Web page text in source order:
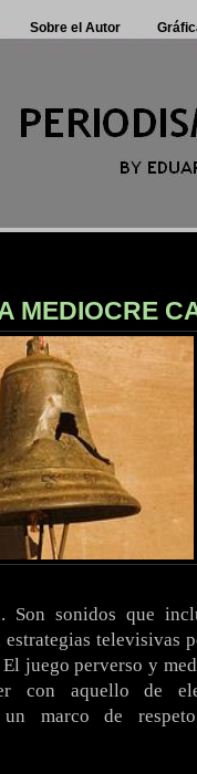
Sobre el Autor
MEDIOCRE
Son sonidos que
televisivas
El juego perverso y
con aquello de
marco de